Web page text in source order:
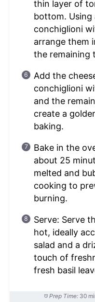
thin layer of
bottom. Using
conchiglioni
arrange them
the remaining
Add the
conchiglioni
and the
create a
baking.
Bake in the
about 25
melted and
cooking to
burning.
Serve: Serve
hot, ideally
salad and a
touch of
fresh basil
Prep Time: 30